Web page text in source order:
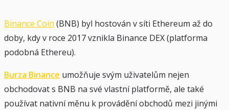
Binance Coin (BNB) byl hostován v síti Ethereum až do
doby, kdy v roce 2017 vznikla Binance DEX (platforma
podobná Ethereu).
Burza Binance umožňuje svým uživatelům nejen
obchodovat s BNB na své vlastní platformě, ale také
používat nativní měnu k provádění obchodů mezi jinými